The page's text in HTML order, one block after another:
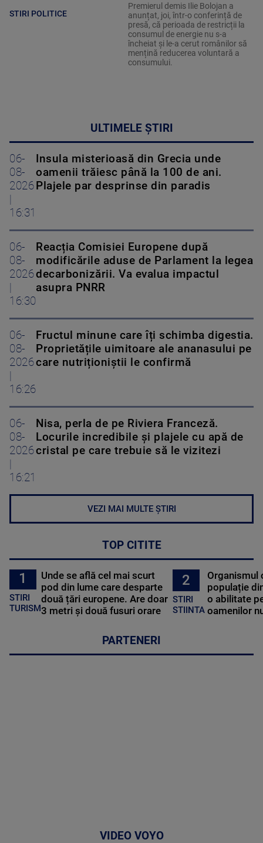
STIRI POLITICE
Premierul demis Ilie Bolojan a
anunțat, joi, într-o conferință de
presă, că perioada de restricții la
consumul de energie nu s-a
încheiat și le-a cerut românilor să
mențină reducerea voluntară a
consumului.
ULTIMELE ȘTIRI
06-
08-
2026
|
16:31
Insula misterioasă din Grecia unde
oamenii trăiesc până la 100 de ani.
Plajele par desprinse din paradis
06-
08-
2026
|
16:30
Reacția Comisiei Europene după
modificările aduse de Parlament la legea
decarbonizării. Va evalua impactul
asupra PNRR
06-
08-
2026
|
16:26
Fructul minune care îți schimba digestia.
Proprietățile uimitoare ale ananasului pe
care nutriționiștii le confirmă
06-
08-
2026
|
16:21
Nisa, perla de pe Riviera Franceză.
Locurile incredibile și plajele cu apă de
cristal pe care trebuie să le vizitezi
VEZI MAI MULTE ȘTIRI
TOP CITITE
1
STIRI
TURISM
Unde se află cel mai scurt
pod din lume care desparte
două țări europene. Are doar
3 metri și două fusuri orare
2
STIRI
STIINTA
Organismul
populație
o abilitate
oamenilor
PARTENERI
VIDEO VOYO